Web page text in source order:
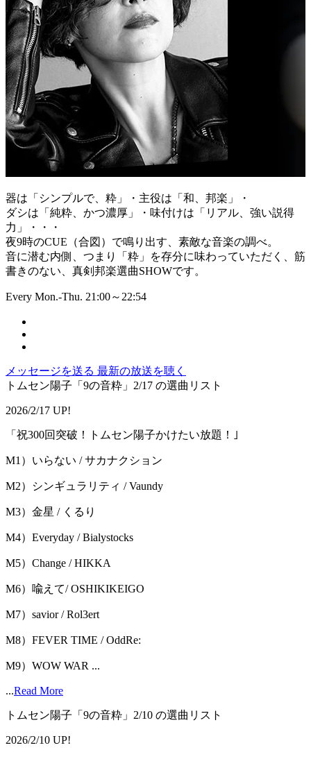
器は「シンプルで、粋」・主役は「和、邦楽」・
ダシは「純粋、かつ濃厚」・味付けは「リアル、強い説得
力」・・・
夜9時のCUE（合図）で鳴り出す、素敵な音楽の調べ。
音に潜む内側、つまり「粋」を存分に味わっていただく、筋
書きのない、真剣邦楽選曲SHOWです。
Every Mon.-Thu. 21:00～22:54
メッセージを送る 最新の放送を聴く
トムセン陽子「9の音粋」2/17 の選曲リスト
2026/2/17 UP!
「祝300回突破！トムセン陽子かけたい放題！｣
M1）いらない / サカナクション
M2）シンギュラリティ / Vaundy
M3）金星 / くるり
M4）Everyday / Bialystocks
M5）Change / HIKKA
M6）喩えて/ OSHIKIKEIGO
M7）savior / Rol3ert
M8）FEVER TIME / OddRe:
M9）WOW WAR ...
...Read More
トムセン陽子「9の音粋」2/10 の選曲リスト
2026/2/10 UP!